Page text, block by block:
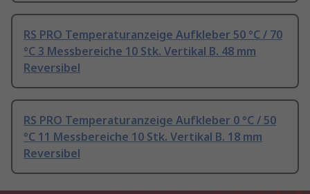
RS PRO Temperaturanzeige Aufkleber 50 °C / 70
°C 3 Messbereiche 10 Stk. Vertikal B. 48 mm
Reversibel
RS PRO Temperaturanzeige Aufkleber 0 °C / 50
°C 11 Messbereiche 10 Stk. Vertikal B. 18 mm
Reversibel